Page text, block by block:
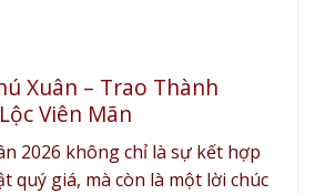
Xuân – Trao Thành
Viên Mãn
2026 không chỉ là sự kết hợp
quý giá, mà còn là một lời chúc